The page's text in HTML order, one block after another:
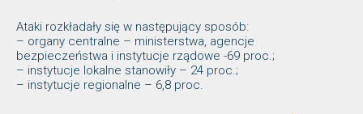
Ataki rozkładały się w następujący sposób:
– organy centralne – ministerstwa, agencje
bezpieczeństwa i instytucje rządowe -69 proc.;
– instytucje lokalne stanowiły – 24 proc.;
– instytucje regionalne – 6,8 proc.